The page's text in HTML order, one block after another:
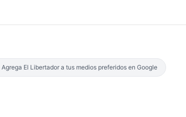
Agrega El Libertador a tus medios preferidos en Google